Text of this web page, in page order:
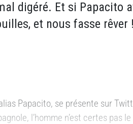
digéré. Et si Papacito
et nous fasse rêver !
Papacito, se présente sur
l’homme n’est certes pas